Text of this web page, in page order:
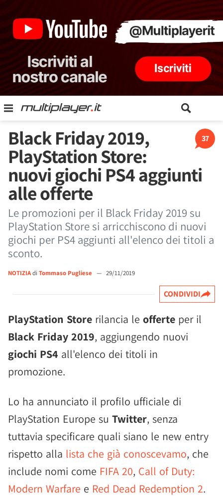
37
Black Friday 2019,
PlayStation Store:
nuovi giochi PS4 aggiunti
alle offerte
Le promozioni per il Black Friday 2019 su
PlayStation Store si arricchiscono di nuovi
giochi per PS4 aggiunti all'elenco dei titoli a
sconto.
NOTIZIAdi Tommaso Pugliese — 29/11/2019
CONDIVIDI
PlayStation Store rilancia le offerte per il
Black Friday 2019, aggiungendo nuovi
giochi PS4 all'elenco dei titoli in
promozione.
Lo ha annunciato il profilo ufficiale di
PlayStation Europe su Twitter, senza
tuttavia specificare quali siano le new entry
rispetto alla lista che già conoscevamo, che
include nomi come FIFA 20, Call of Duty:
Modern Warfare e Red Dead Redemption 2.